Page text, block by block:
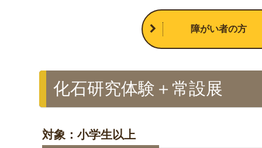
障がい者の方
化石研究体験＋常設展
対象：小学生以上